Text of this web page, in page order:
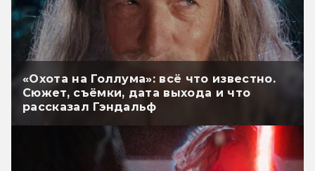
«Охота на Голлума»: всё что известно.
Сюжет, съёмки, дата выхода и что
рассказал Гэндальф